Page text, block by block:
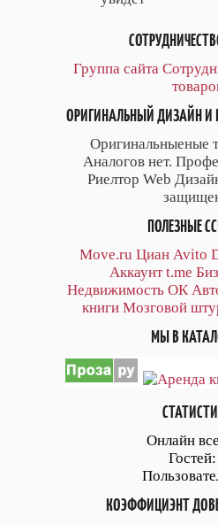
Группа сайта
ОРИГИНАЛЬНЫЙ ДИЗАЙН И
Оригинальныеные
Аналогов нет.
Риелтор Web
ПОЛЕЗНЫЕ
Move.ru Циан Avito
Аккаунт t.me
Недвижимость ОК
книги Мозговой
МЫ В
Онлайн
Гостей:
КОЭФФИЦИЭНТ